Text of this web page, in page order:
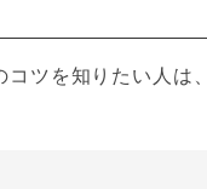
ツを知りたい人は